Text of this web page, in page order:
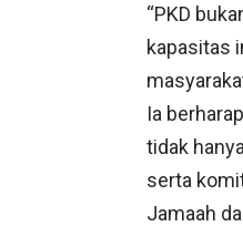
“PKD
kapasitas
Ia
tidak
serta
Jamaah